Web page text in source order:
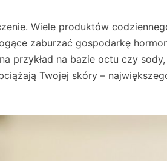
Wiele produktów
zaburzać gospodarkę
przykład na bazie octu czy
Twojej skóry –